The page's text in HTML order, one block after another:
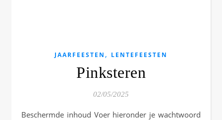
JAARFEESTEN , LENTEFEESTEN
Pinksteren
02/05/2025
Beschermde inhoud Voer hieronder je wachtwoord